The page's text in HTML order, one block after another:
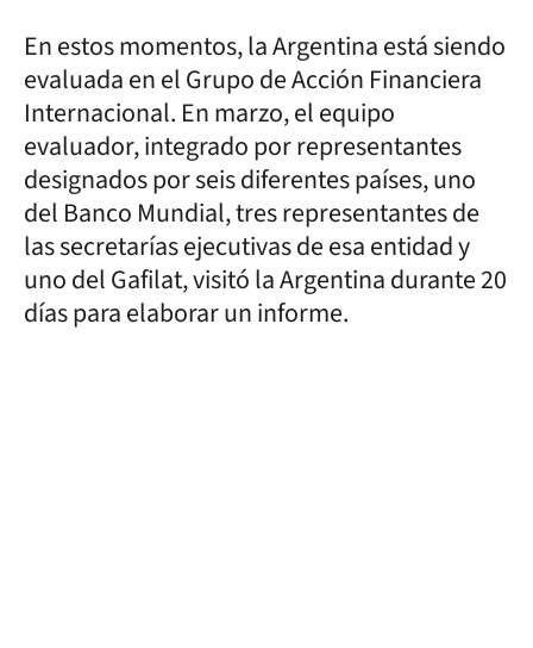
En estos momentos, la Argentina está siendo
evaluada en el Grupo de Acción Financiera
Internacional. En marzo, el equipo
evaluador, integrado por representantes
designados por seis diferentes países, uno
del Banco Mundial, tres representantes de
las secretarías ejecutivas de esa entidad y
uno del Gafilat, visitó la Argentina durante 20
días para elaborar un informe.